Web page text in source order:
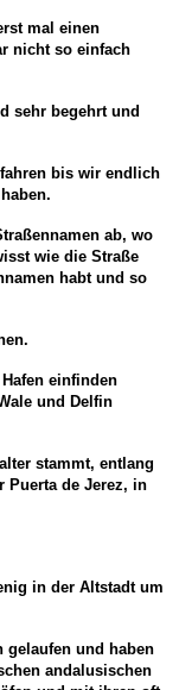
mal einen
nicht so einfach
sehr begehrt und
bis wir endlich
ab, wo
wie die Straße
habt und so
einfinden
und Delfin
stammt, entlang
Puerta de Jerez, in
in der Altstadt um
gelaufen und haben
andalusischen